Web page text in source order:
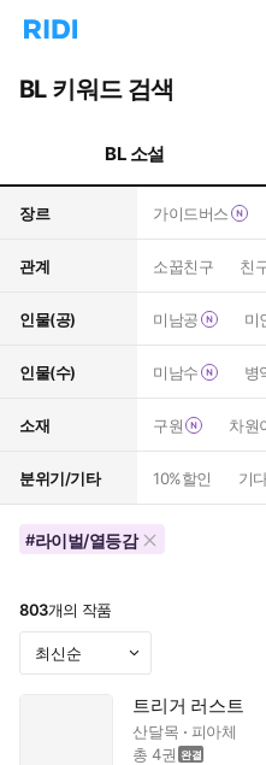
리
으
턴
트
BL 키워드 검색
BL 소설
장르 가이드버스
관계 소꿉친구 친
인물(공) 미남공 미
인물(수) 미남수 병
소재 구원 차원
분위기/기타 10%할인 기
#라이벌/열등감
803개의 작품
트리거 러스트
산달목
피아체
총 4권